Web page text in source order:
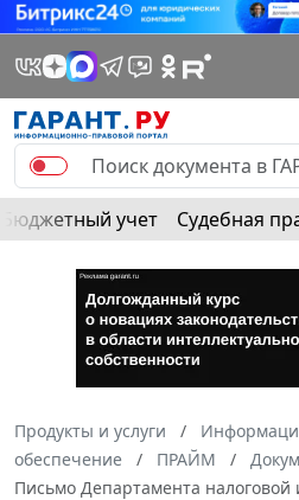
Бюджетный учет Судебная
Продукты и услуги
обеспечение
ПРАЙМ
Письмо Департамента